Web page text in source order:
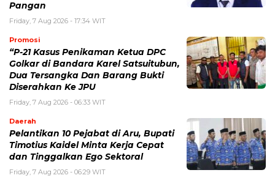
Pangan
Friday, 7 Aug 2026 - 17:34 WIT
Promosi
“P-21 Kasus Penikaman Ketua DPC
Golkar di Bandara Karel Satsuitubun,
Dua Tersangka Dan Barang Bukti
Diserahkan Ke JPU
Friday, 7 Aug 2026 - 06:33 WIT
Daerah
Pelantikan 10 Pejabat di Aru, Bupati
Timotius Kaidel Minta Kerja Cepat
dan Tinggalkan Ego Sektoral
Friday, 7 Aug 2026 - 06:29 WIT